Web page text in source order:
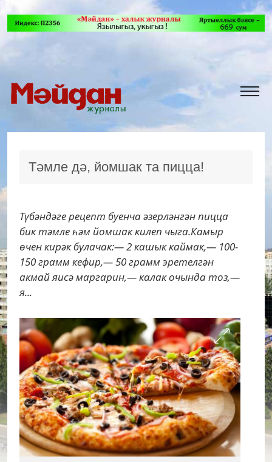
Тәмле дә, йомшак та пицца!
Түбәндәге рецепт буенча әзерләнгән пицца
бик тәмле һәм йомшак килеп чыга.Камыр
өчен кирәк булачак:— 2 кашык каймак,— 100-
150 грамм кефир,— 50 грамм эретелгән
акмай яисә маргарин,— калак очында тоз,—
я...